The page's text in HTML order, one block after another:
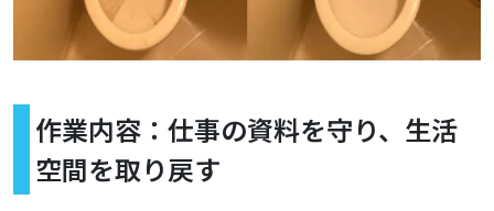
作業内容：仕事の資料を守り、生活
空間を取り戻す